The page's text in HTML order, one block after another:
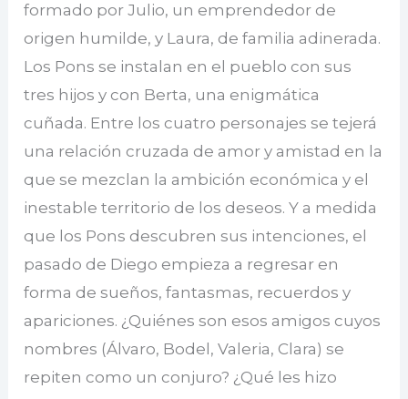
formado por Julio, un emprendedor de
origen humilde, y Laura, de familia adinerada.
Los Pons se instalan en el pueblo con sus
tres hijos y con Berta, una enigmática
cuñada. Entre los cuatro personajes se tejerá
una relación cruzada de amor y amistad en la
que se mezclan la ambición económica y el
inestable territorio de los deseos. Y a medida
que los Pons descubren sus intenciones, el
pasado de Diego empieza a regresar en
forma de sueños, fantasmas, recuerdos y
apariciones. ¿Quiénes son esos amigos cuyos
nombres (Álvaro, Bodel, Valeria, Clara) se
repiten como un conjuro? ¿Qué les hizo